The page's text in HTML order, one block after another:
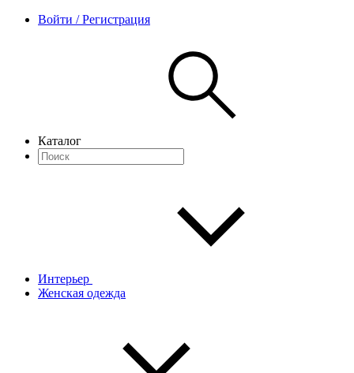
Войти / Регистрация
Каталог
Интерьер
Женская одежда